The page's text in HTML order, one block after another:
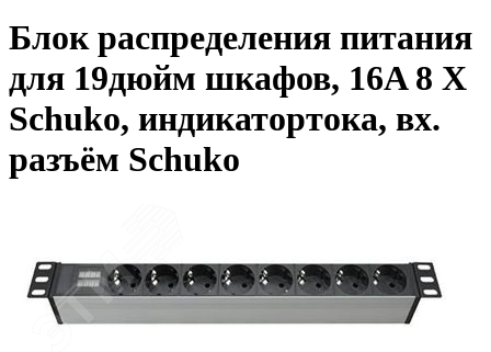
Блок распределения питания
для 19дюйм шкафов, 16A 8 Х
Schuko, индикатортока, вх.
разъём Schuko